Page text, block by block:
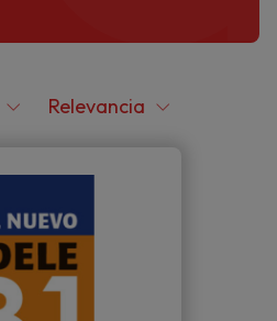
Relevancia